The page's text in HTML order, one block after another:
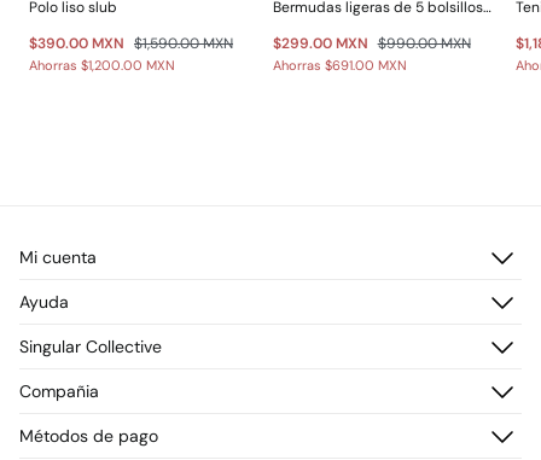
Polo liso slub
$390.00 MXN $1,590.00 MXN
Ahorras $1,200.00 MXN
Bermudas ligeras de 5 bolsillos lavado regular fit
$299.00 MXN $990.00 MXN
Ahorras $691.00 MXN
Mi cuenta
Registrarme
Direcciones de envío
Ayuda
Preguntas frecuentes
Envío
Promociones vigentes
Singular Collective
¡Únete!
Compañia
Métodos de pago